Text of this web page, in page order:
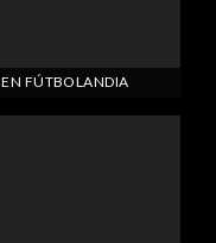
EN FÚTBOLANDIA